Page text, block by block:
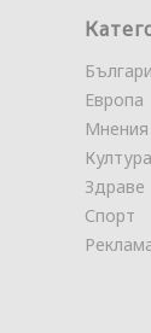
Европа
Мнения
Култура
Здраве
Спорт